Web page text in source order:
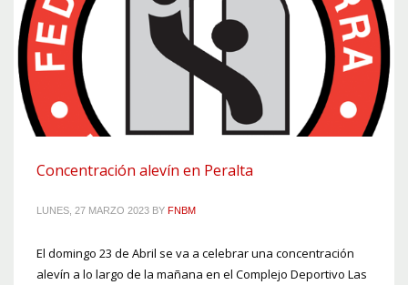
Concentración alevín en Peralta
LUNES, 27 MARZO 2023 BY FNBM
El domingo 23 de Abril se va a celebrar una concentración
alevín a lo largo de la mañana en el Complejo Deportivo Las